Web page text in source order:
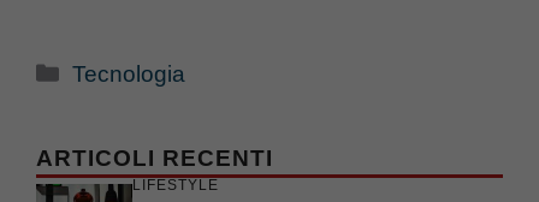
Categorie
Tecnologia
ARTICOLI RECENTI
LIFESTYLE